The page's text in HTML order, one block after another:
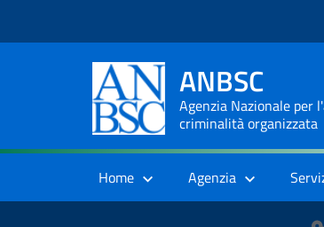
ANBSC
Agenzia Nazionale per
criminalità organizzata
Home Agenzia